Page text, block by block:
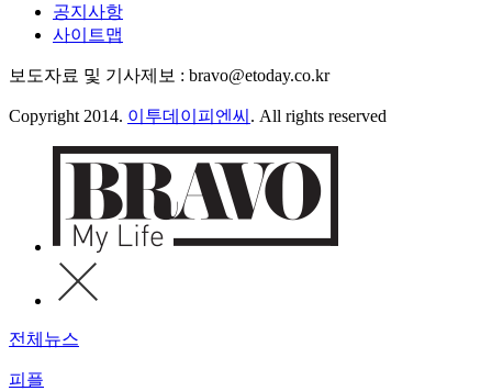
공지사항
사이트맵
보도자료 및 기사제보 : bravo@etoday.co.kr
Copyright 2014. 이투데이피엔씨 . All rights reserved
전체뉴스
피플